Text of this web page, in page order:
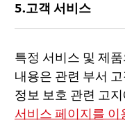
5.고객 서비스
특정 서비스 및 제
내용은 관련 부서
정보 보호 관련 고
서비스 페이지를 이